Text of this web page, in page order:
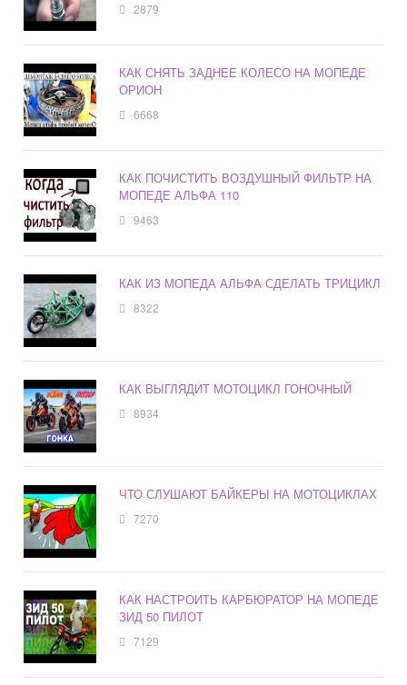
2879
КАК СНЯТЬ ЗАДНЕЕ КОЛЕСО НА МОПЕДЕ
ОРИОН
6668
КАК ПОЧИСТИТЬ ВОЗДУШНЫЙ ФИЛЬТР НА
МОПЕДЕ АЛЬФА 110
9463
КАК ИЗ МОПЕДА АЛЬФА СДЕЛАТЬ ТРИЦИКЛ
8322
КАК ВЫГЛЯДИТ МОТОЦИКЛ ГОНОЧНЫЙ
8934
ЧТО СЛУШАЮТ БАЙКЕРЫ НА МОТОЦИКЛАХ
7270
КАК НАСТРОИТЬ КАРБЮРАТОР НА МОПЕДЕ
ЗИД 50 ПИЛОТ
7129